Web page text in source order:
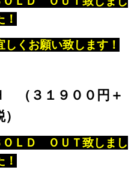
！
くお願い致します！
（３１９００円＋
ＯＬＤ ＯＵＴ致しまし
！